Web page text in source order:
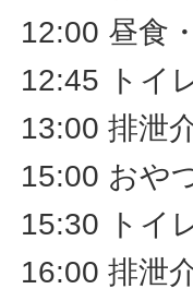
12:00 昼食
12:45 トイ
13:00 排泄
15:00 おや
15:30 トイ
16:00 排泄